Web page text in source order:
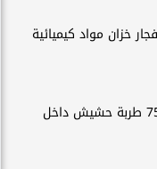
خزان مواد كيميائية
ضبط عاطل بحوزته 75 طربة حشيش داخل